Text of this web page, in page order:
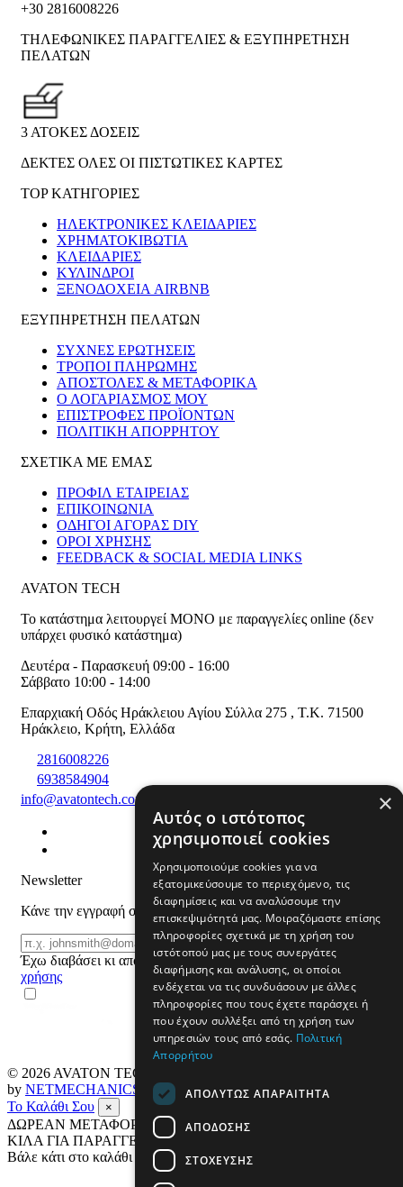
+30 2816008226
ΤΗΛΕΦΩΝΙΚΕΣ ΠΑΡΑΓΓΕΛΙΕΣ & ΕΞΥΠΗΡΕΤΗΣΗ
ΠΕΛΑΤΩΝ
3 ΑΤΟΚΕΣ ΔΟΣΕΙΣ
ΔΕΚΤΕΣ ΟΛΕΣ ΟΙ ΠΙΣΤΩΤΙΚΕΣ ΚΑΡΤΕΣ
TOP ΚΑΤΗΓΟΡΙΕΣ
ΗΛΕΚΤΡΟΝΙΚΈΣ ΚΛΕΙΔΑΡΙΈΣ
ΧΡΗΜΑΤΟΚΙΒΏΤΙΑ
ΚΛΕΙΔΑΡΙΈΣ
ΚΎΛΙΝΔΡΟΙ
ΞΕΝΟΔΟΧΕΊΑ AIRBNB
ΕΞΥΠΗΡΕΤΗΣΗ ΠΕΛΑΤΩΝ
ΣΥΧΝΕΣ ΕΡΩΤΗΣΕΙΣ
ΤΡΟΠΟΙ ΠΛΗΡΩΜΗΣ
ΑΠΟΣΤΟΛΕΣ & ΜΕΤΑΦΟΡΙΚΑ
Ο ΛΟΓΑΡΙΑΣΜΟΣ ΜΟΥ
ΕΠΙΣΤΡΟΦΕΣ ΠΡΟΪΟΝΤΩΝ
ΠΟΛΙΤΙΚΗ ΑΠΟΡΡΗΤΟΥ
ΣΧΕΤΙΚΑ ΜΕ ΕΜΑΣ
ΠΡΟΦΙΛ ΕΤΑΙΡΕΙΑΣ
ΕΠΙΚΟΙΝΩΝΙΑ
ΟΔΗΓΟΙ ΑΓΟΡΑΣ DIY
ΟΡΟΙ ΧΡΗΣΗΣ
FEEDBACK & SOCIAL MEDIA LINKS
AVATON TECH
Το κατάστημα λειτουργεί ΜΟΝΟ με παραγγελίες online (δεν
υπάρχει φυσικό κατάστημα)
Δευτέρα - Παρασκευή 09:00 - 16:00
Σάββατο 10:00 - 14:00
Επαρχιακή Οδός Ηράκλειου Αγίου Σύλλα 275 , T.K. 71500
Ηράκλειο, Κρήτη, Ελλάδα
2816008226
6938584904
info@avatontech.com
Newsletter
Κάνε την εγγραφή σου και μάθε για προϊόντα και προσφορές
Email
ΕΓΓΡΑΦΗ
Έχω διαβάσει κι αποδέχομαι τουςόρους
χρήσης
© 2026 AVATON TECH
by NETMECHANICS
Το Καλάθι Σου
×
ΔΩΡΕΑΝ ΜΕΤΑΦΟΡΙΚΑ ΣΕ ΟΛΗ ΤΗΝ ΕΛΛΑΔΑ ΕΩΣ 4
ΚΙΛΑ ΓΙΑ ΠΑΡΑΓΓΕΛΙΕΣ ΑΝΩ ΤΩΝ 69€
Βάλε κάτι στο καλάθι σου
×
Αυτός ο ιστότοπος
χρησιμοποιεί cookies
Χρησιμοποιούμε cookies για να
εξατομικεύσουμε το περιεχόμενο, τις
διαφημίσεις και να αναλύσουμε την
επισκεψιμότητά μας. Μοιραζόμαστε επίσης
πληροφορίες σχετικά με τη χρήση του
ιστότοπού μας με τους συνεργάτες
διαφήμισης και ανάλυσης, οι οποίοι
ενδέχεται να τις συνδυάσουν με άλλες
πληροφορίες που τους έχετε παράσχει ή
που έχουν συλλέξει από τη χρήση των
υπηρεσιών τους από εσάς. Πολιτική
Απορρήτου
ΑΠΟΛΎΤΩΣ ΑΠΑΡΑΊΤΗΤΑ
ΑΠΌΔΟΣΗΣ
ΣΤΌΧΕΥΣΗΣ